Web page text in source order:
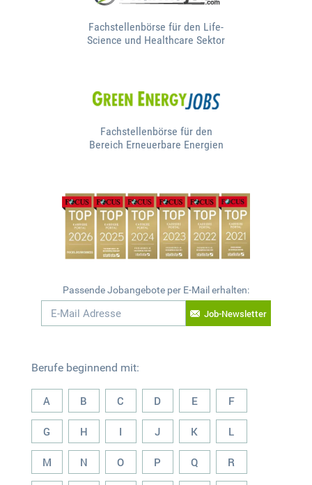
Fachstellenbörse für den Life-
Science und Healthcare Sektor
Fachstellenbörse für den
Bereich Erneuerbare Energien
Passende Jobangebote per E-Mail erhalten:
Job-Newsletter
Berufe beginnend mit:
A B C D E F
G H I J K L
M N O P Q R